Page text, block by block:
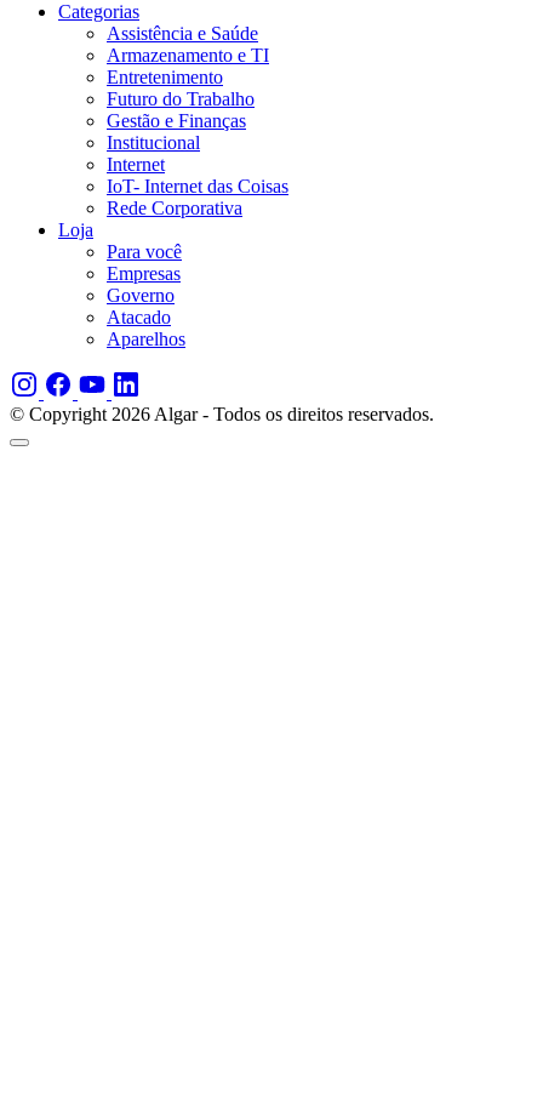
Categorias
Assistência e Saúde
Armazenamento e TI
Entretenimento
Futuro do Trabalho
Gestão e Finanças
Institucional
Internet
IoT- Internet das Coisas
Rede Corporativa
Loja
Para você
Empresas
Governo
Atacado
Aparelhos
© Copyright 2026 Algar - Todos os direitos reservados.